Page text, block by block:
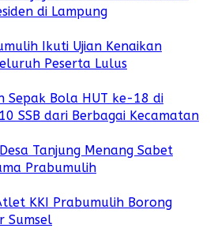
di Lampung
Ikuti Ujian Kenaikan
Peserta Lulus
Sepak Bola HUT ke-18 di
SSB dari Berbagai Kecamatan
Tanjung Menang Sabet
Prabumulih
KKI Prabumulih Borong
Sumsel